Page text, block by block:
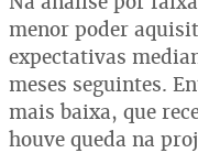
menor poder
expectativas
meses seguintes.
mais baixa, que
houve queda na